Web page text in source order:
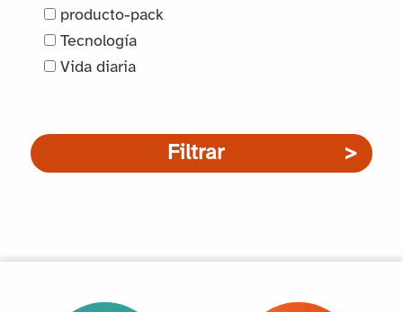
producto-pack
Tecnología
Vida diaria
Filtrar